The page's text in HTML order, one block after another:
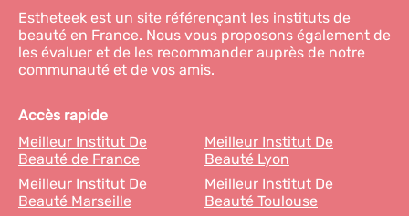
Estheteek est un site référençant les instituts de
beauté en France. Nous vous proposons également de
les évaluer et de les recommander auprès de notre
communauté et de vos amis.
Accès rapide
Meilleur Institut De
Beauté de France
Meilleur Institut De
Beauté Lyon
Meilleur Institut De
Beauté Marseille
Meilleur Institut De
Beauté Toulouse